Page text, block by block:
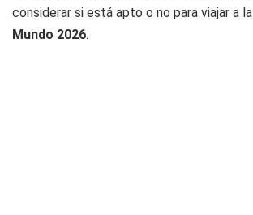
considerar si está apto o no para viajar a la
Mundo 2026.